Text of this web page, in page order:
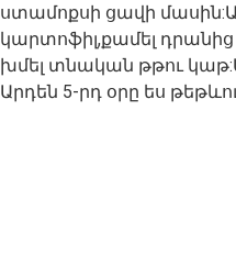
ստամոքսի ցավի
կարտոֆիլ,քամել դրանից
խմել տնական թթու
Արդեն 5-րդ օրը ես